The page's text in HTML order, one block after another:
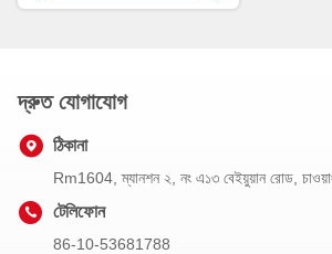
দ্রুত যোগাযোগ
ঠিকানা
Rm1604, ম্যানশন ২, নং এ১৩ বেইয়ুয়ান রোড,
টেলিফোন
86-10-53681788